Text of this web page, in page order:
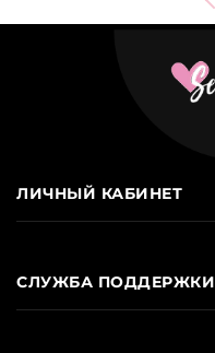
ЛИЧНЫЙ КАБИНЕТ
СЛУЖБА ПОДДЕРЖКИ